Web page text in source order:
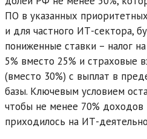
ПО в указанных
и для частного ИТ-сектора,
пониженные ставки – налог
5% вместо 25% и страховые
(вместо 30%) с выплат в
базы. Ключевым условием
чтобы не менее 70% доходов
приходилось на ИТ-